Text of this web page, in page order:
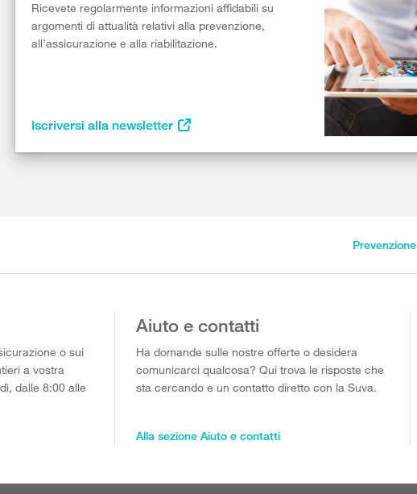
Ricevete regolarmente informazioni affidabili su
argomenti di attualità relativi alla prevenzione,
all’assicurazione e alla riabilitazione.
Iscriversi alla newsletter
Prevenzione
o sui
a vostra
dalle 8:00 alle
Aiuto e contatti
Ha domande sulle nostre offerte o desidera
comunicarci qualcosa? Qui trova le risposte che
sta cercando e un contatto diretto con la Suva.
Alla sezione Aiuto e contatti